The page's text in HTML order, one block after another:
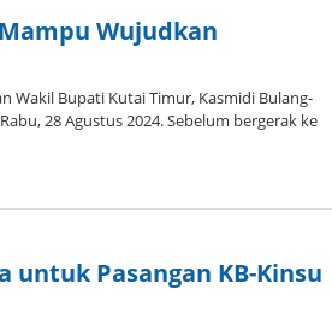
Wujudkan
Wakil Bupati Kutai Timur, Kasmidi Bulang-
28 Agustus 2024. Sebelum bergerak ke
untuk Pasangan KB-Kinsu